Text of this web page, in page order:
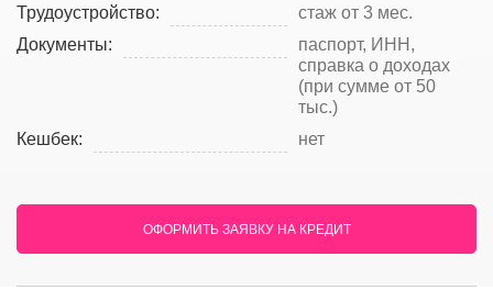
Трудоустройство:
стаж от 3 мес.
Документы:
паспорт, ИНН,
справка о доходах
(при сумме от 50
тыс.)
Кешбек:
нет
ОФОРМИТЬ ЗАЯВКУ НА КРЕДИТ